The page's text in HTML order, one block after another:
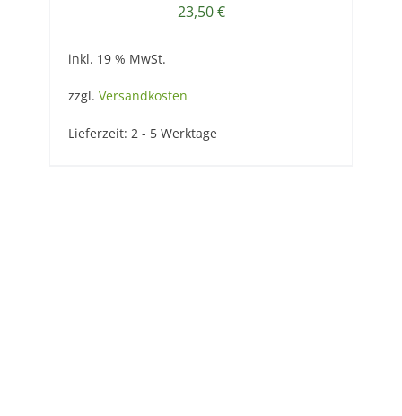
23,50€
inkl. 19 % MwSt.
zzgl. Versandkosten
Lieferzeit: 2 - 5 Werktage